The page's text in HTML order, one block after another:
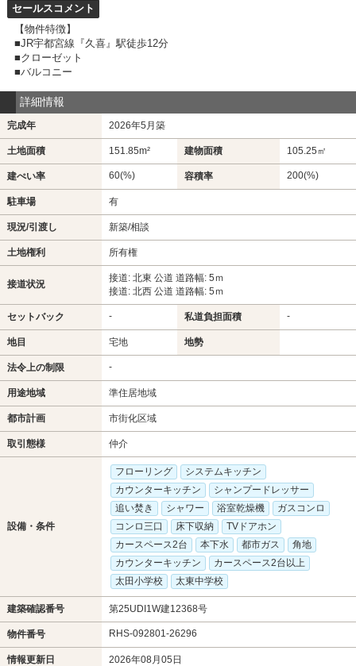
セールスコメント
【物件特徴】
■JR宇都宮線『久喜』駅徒歩12分
■クローゼット
■バルコニー
詳細情報
完成年 2026年5月築
土地面積 151.85m² 建物面積 105.25㎡
建ぺい率 60(%) 容積率 200(%)
駐車場 有
現況/引渡し 新築/相談
土地権利 所有権
接道状況
接道: 北東 公道 道路幅: 5ｍ
接道: 北西 公道 道路幅: 5ｍ
セットバック - 私道負担面積 -
地目 宅地 地勢
法令上の制限 -
用途地域 準住居地域
都市計画 市街化区域
取引態様 仲介
設備・条件
フローリング
システムキッチン
カウンターキッチン
シャンプードレッサー
追い焚き
シャワー 浴室乾燥機
ガスコンロ
コンロ三口
床下収納
TVドアホン
カースペース2台
本下水 都市ガス
角地
カウンターキッチン
カースペース2台以上
太田小学校
太東中学校
建築確認番号 第25UDI1W建12368号
物件番号 RHS-092801-26296
情報更新日 2026年08月05日